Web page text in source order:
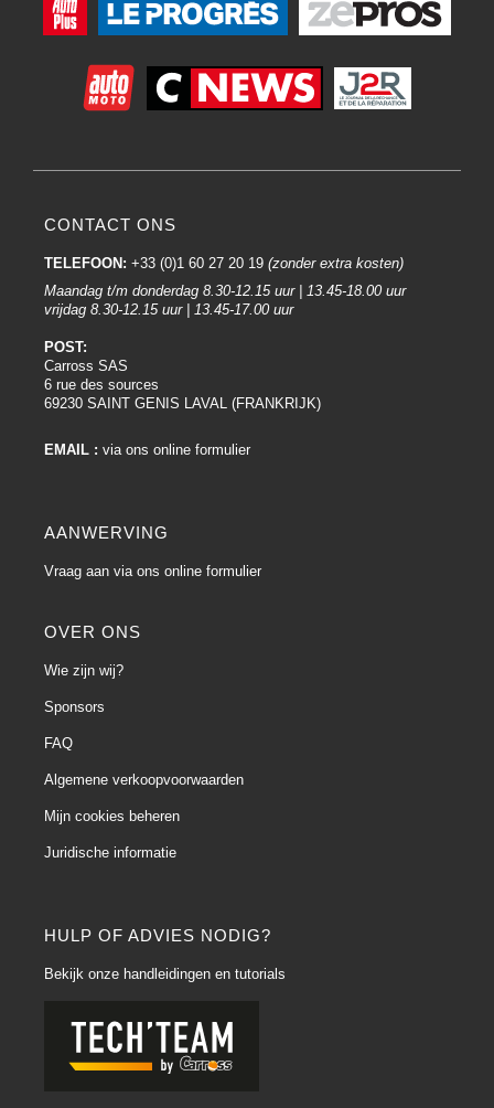
HULP OF ADVIES NODIG?
Bekijk onze handleidingen en tutorials
CONTACT ONS
TELEFOON: +33 (0)1 60 27 20 19 (zonder extra kosten)
Maandag t/m donderdag 8.30-12.15 uur | 13.45-18.00 uur
vrijdag 8.30-12.15 uur | 13.45-17.00 uur
POST:
Carross SAS
6 rue des sources
69230 SAINT GENIS LAVAL (FRANKRIJK)
EMAIL : via ons online formulier
AANWERVING
Vraag aan via ons online formulier
OVER ONS
Wie zijn wij?
Sponsors
FAQ
Algemene verkoopvoorwaarden
Mijn cookies beheren
Juridische informatie